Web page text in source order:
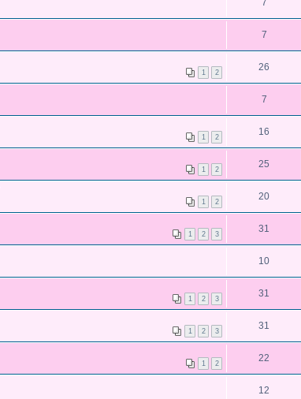
7
1 2 26
7
1 2 16
1 2 25
1 2 20
1 2 3 31
10
1 2 3 31
1 2 3 31
1 2 22
12